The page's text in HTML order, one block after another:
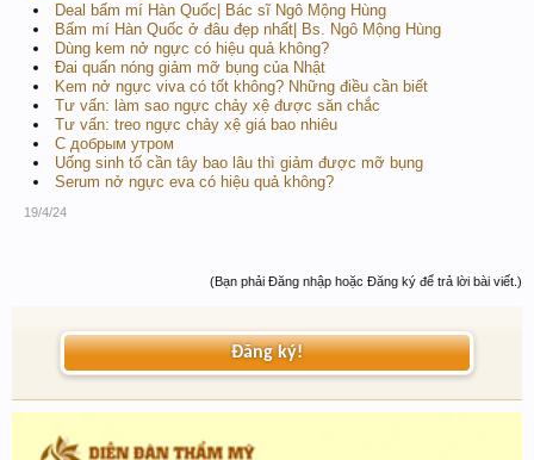
Deal bấm mí Hàn Quốc| Bác sĩ Ngô Mộng Hùng
Bấm mí Hàn Quốc ở đâu đẹp nhất| Bs. Ngô Mộng Hùng
Dùng kem nở ngực có hiệu quả không?
Đai quấn nóng giảm mỡ bụng của Nhật
Kem nở ngực viva có tốt không? Những điều cần biết
Tư vấn: làm sao ngực chảy xệ được săn chắc
Tư vấn: treo ngực chảy xệ giá bao nhiêu
С добрым утром
Uống sinh tố cần tây bao lâu thì giảm được mỡ bụng
Serum nở ngực eva có hiệu quả không?
19/4/24
(Bạn phải Đăng nhập hoặc Đăng ký để trả lời bài viết.)
Đăng ký!